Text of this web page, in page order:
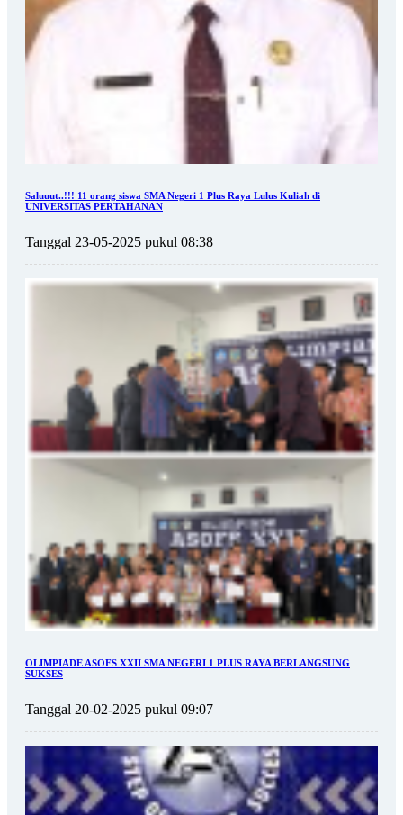
Saluuut..!!! 11 orang siswa SMA Negeri 1 Plus Raya Lulus Kuliah di
UNIVERSITAS PERTAHANAN
Tanggal 23-05-2025 pukul 08:38
OLIMPIADE ASOFS XXII SMA NEGERI 1 PLUS RAYA BERLANGSUNG
SUKSES
Tanggal 20-02-2025 pukul 09:07